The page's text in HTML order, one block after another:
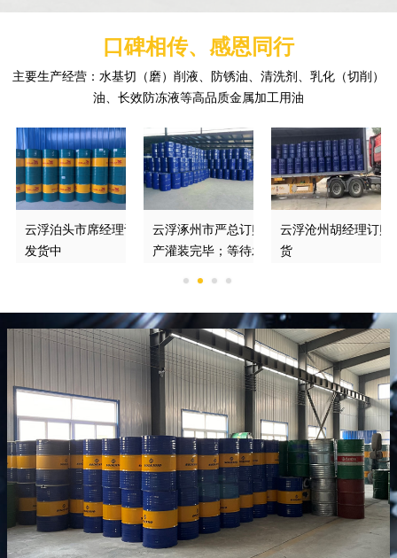
口碑相传、感恩同行
主要生产经营：水基切（磨）削液、防锈油、清洗剂、乳化（切削）
油、长效防冻液等高品质金属加工用油
购的防锈切削液正在
云浮泊头市席经理订购的DGM370*磨削液
发货中
云浮涿州市严总订购的绿色切削液已经生
产灌装完毕；等待发车
云浮沧州胡经理订购
货